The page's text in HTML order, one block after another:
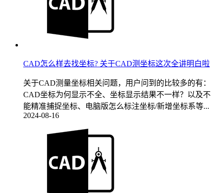
CAD怎么样去找坐标? 关于CAD测坐标这次全讲明白啦
关于CAD测量坐标相关问题，用户问到的比较多的有：
CAD坐标为何显示不全、坐标显示结果不一样？以及不
能精准捕捉坐标、电脑版怎么标注坐标/新增坐标系等...
2024-08-16